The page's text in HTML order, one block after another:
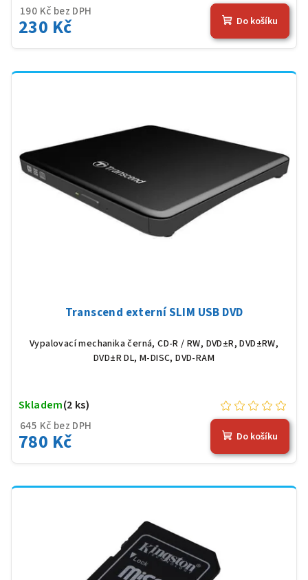
190 Kč bez DPH
230 Kč Do košíku
Transcend externí SLIM USB DVD
Vypalovací mechanika černá, CD-R / RW, DVD±R, DVD±RW,
DVD±R DL, M-DISC, DVD-RAM
645 Kč bez DPH
780 Kč
Skladem(2 ks)
Do košíku